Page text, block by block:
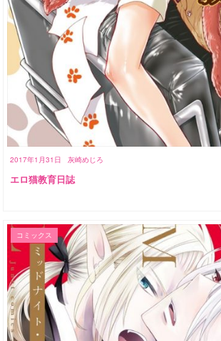
2017年1月31日 灰崎めじろ
エロ猫教育日誌
コミックス